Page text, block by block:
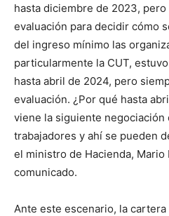
hasta diciembre de 2023,
evaluación para decidir cómo
del ingreso mínimo las
particularmente la CUT,
hasta abril de 2024, pero
evaluación. ¿Por qué hasta
viene la siguiente negociación
trabajadores y ahí se pueden
el ministro de Hacienda,
comunicado.
Ante este escenario, la